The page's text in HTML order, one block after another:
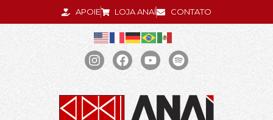
APOIE LOJA ANAÍ CONTATO